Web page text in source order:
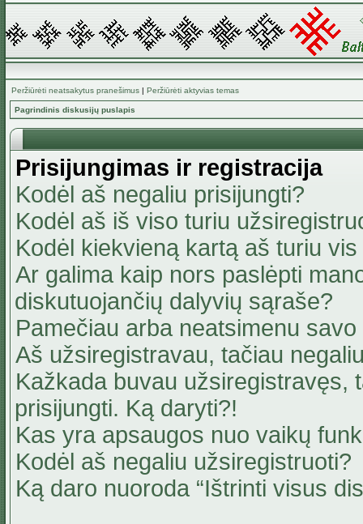
Peržiūrėti neatsakytus pranešimus | Peržiūrėti aktyvias temas
Pagrindinis diskusijų puslapis
Prisijungimas ir registracija
Kodėl aš negaliu prisijungti?
Kodėl aš iš viso turiu
Kodėl kiekvieną kartą aš turiu
Ar galima kaip nors paslėpti
diskutuojančių dalyvių sąraše?
Pamečiau arba neatsimenu
Aš užsiregistravau, tačiau
Kažkada buvau užsiregistravęs,
prisijungti. Ką daryti?!
Kas yra apsaugos nuo vaikų
Kodėl aš negaliu užsiregistruoti?
Ką daro nuoroda “Ištrinti visus